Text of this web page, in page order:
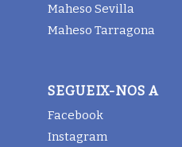
Maheso Sevilla
Maheso Tarragona
SEGUEIX-NOS A
Facebook
Instagram